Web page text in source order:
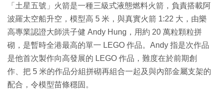
「土星五號」火箭是一種三級式液態燃料火箭，負責搭載阿
波羅太空船升空，模型高 5 米，與真實火箭 1:22 大，由樂
高專業認證大師洪子健 Andy Hung，用約 20 萬粒顆粒拼
砌，是暫時全港最高的單一 LEGO 作品。Andy 指是次作品
是他首次製作向高發展的 LEGO 作品，難度在於前期創
作、把 5 米的作品分組拼砌再組合一起及與內部金屬支架的
配合，令模型苗條穩固。